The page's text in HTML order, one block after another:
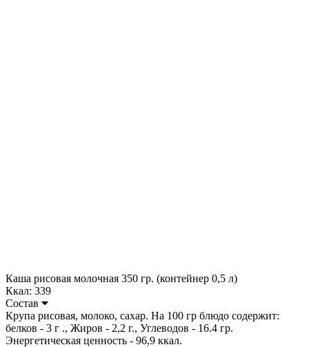
Каша рисовая молочная 350 гр. (контейнер 0,5 л)
Ккал: 339
Состав
Крупа рисовая, молоко, сахар. На 100 гр блюдо содержит:
белков - 3 г ., Жиров - 2,2 г., Углеводов - 16.4 гр.
Энергетическая ценность - 96,9 ккал.